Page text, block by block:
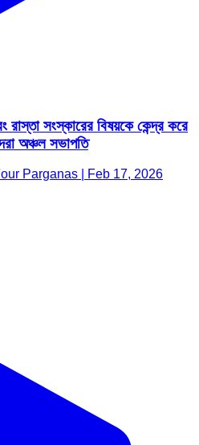
রাস্তা সংস্কারের বিষয়কে কেন্দ্র করে
অঞ্চল সভাপতি
Parganas | Feb 17, 2026